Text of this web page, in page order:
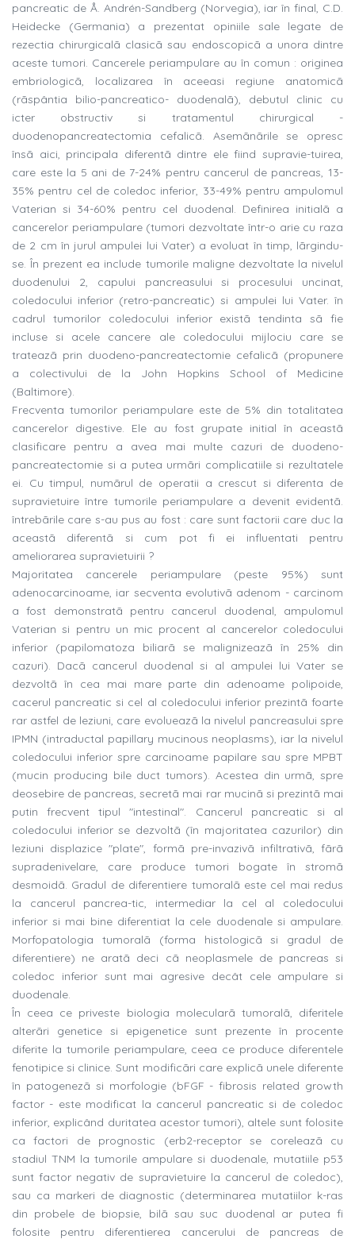
pancreatic de Å. Andrén-Sandberg (Norvegia), iar în final, C.D.
Heidecke (Germania) a prezentat opiniile sale legate de
rezectia chirurgicalã clasicã sau endoscopicã a unora dintre
aceste tumori. Cancerele periampulare au în comun : originea
embriologicã, localizarea în aceeasi regiune anatomicã
(rãspântia bilio-pancreatico- duodenalã), debutul clinic cu
icter obstructiv si tratamentul chirurgical -
duodenopancreatectomia cefalicã. Asemãnãrile se opresc
însã aici, principala diferentã dintre ele fiind supravie-tuirea,
care este la 5 ani de 7-24% pentru cancerul de pancreas, 13-
35% pentru cel de coledoc inferior, 33-49% pentru ampulomul
Vaterian si 34-60% pentru cel duodenal. Definirea initialã a
cancerelor periampulare (tumori dezvoltate într-o arie cu raza
de 2 cm în jurul ampulei lui Vater) a evoluat în timp, lãrgindu-
se. În prezent ea include tumorile maligne dezvoltate la nivelul
duodenului 2, capului pancreasului si procesului uncinat,
coledocului inferior (retro-pancreatic) si ampulei lui Vater. în
cadrul tumorilor coledocului inferior existã tendinta sã fie
incluse si acele cancere ale coledocului mijlociu care se
trateazã prin duodeno-pancreatectomie cefalicã (propunere
a colectivului de la John Hopkins School of Medicine
(Baltimore).
Frecventa tumorilor periampulare este de 5% din totalitatea
cancerelor digestive. Ele au fost grupate initial în aceastã
clasificare pentru a avea mai multe cazuri de duodeno-
pancreatectomie si a putea urmãri complicatiile si rezultatele
ei. Cu timpul, numãrul de operatii a crescut si diferenta de
supravietuire între tumorile periampulare a devenit evidentã.
întrebãrile care s-au pus au fost : care sunt factorii care duc la
aceastã diferentã si cum pot fi ei influentati pentru
ameliorarea supravietuirii ?
Majoritatea cancerele periampulare (peste 95%) sunt
adenocarcinoame, iar secventa evolutivã adenom - carcinom
a fost demonstratã pentru cancerul duodenal, ampulomul
Vaterian si pentru un mic procent al cancerelor coledocului
inferior (papilomatoza biliarã se malignizeazã în 25% din
cazuri). Dacã cancerul duodenal si al ampulei lui Vater se
dezvoltã în cea mai mare parte din adenoame polipoide,
cacerul pancreatic si cel al coledocului inferior prezintã foarte
rar astfel de leziuni, care evolueazã la nivelul pancreasului spre
IPMN (intraductal papillary mucinous neoplasms), iar la nivelul
coledocului inferior spre carcinoame papilare sau spre MPBT
(mucin producing bile duct tumors). Acestea din urmã, spre
deosebire de pancreas, secretã mai rar mucinã si prezintã mai
putin frecvent tipul "intestinal". Cancerul pancreatic si al
coledocului inferior se dezvoltã (în majoritatea cazurilor) din
leziuni displazice "plate", formã pre-invazivã infiltrativã, fãrã
supradenivelare, care produce tumori bogate în stromã
desmoidã. Gradul de diferentiere tumoralã este cel mai redus
la cancerul pancrea-tic, intermediar la cel al coledocului
inferior si mai bine diferentiat la cele duodenale si ampulare.
Morfopatologia tumoralã (forma histologicã si gradul de
diferentiere) ne aratã deci cã neoplasmele de pancreas si
coledoc inferior sunt mai agresive decât cele ampulare si
duodenale.
În ceea ce priveste biologia molecularã tumoralã, diferitele
alterãri genetice si epigenetice sunt prezente în procente
diferite la tumorile periampulare, ceea ce produce diferentele
fenotipice si clinice. Sunt modificãri care explicã unele diferente
în patogenezã si morfologie (bFGF - fibrosis related growth
factor - este modificat la cancerul pancreatic si de coledoc
inferior, explicând duritatea acestor tumori), altele sunt folosite
ca factori de prognostic (erb2-receptor se coreleazã cu
stadiul TNM la tumorile ampulare si duodenale, mutatiile p53
sunt factor negativ de supravietuire la cancerul de coledoc),
sau ca markeri de diagnostic (determinarea mutatiilor k-ras
din probele de biopsie, bilã sau suc duodenal ar putea fi
folosite pentru diferentierea cancerului de pancreas de